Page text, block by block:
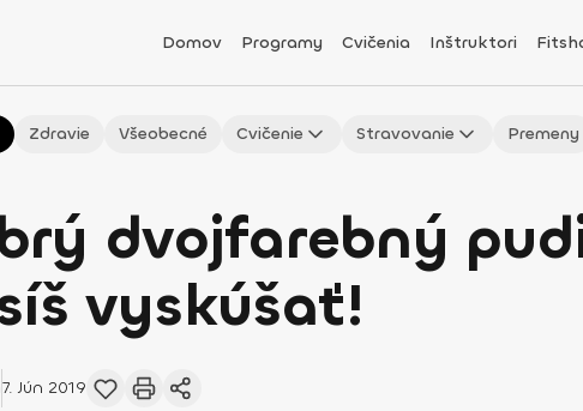
Domov Programy Cvičenia Inštruktori
Zdravie Všeobecné Cvičenie Stravovanie Premeny
dvojfarebný
vyskúšať!
7. Jún 2019